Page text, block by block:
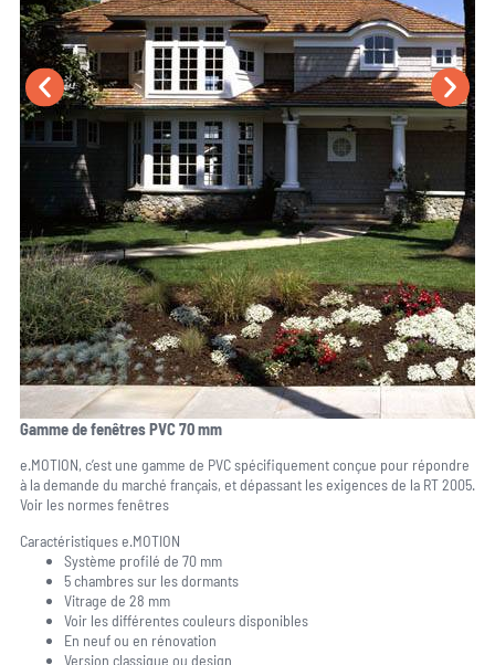
Gamme de fenêtres PVC 70 mm
e.MOTION, c’est une gamme de PVC spécifiquement conçue pour répondre
à la demande du marché français, et dépassant les exigences de la RT 2005.
Voir les normes fenêtres
Caractéristiques e.MOTION
Système profilé de 70 mm
5 chambres sur les dormants
Vitrage de 28 mm
Voir les différentes couleurs disponibles
En neuf ou en rénovation
Version classique ou design